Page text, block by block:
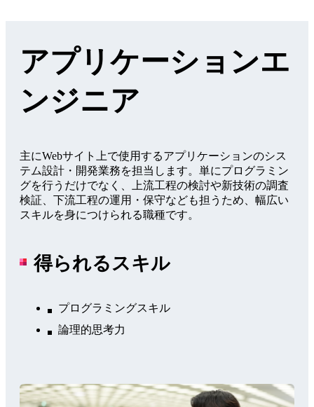
アプリケーションエ
ンジニア
主にWebサイト上で使用するアプリケーションのシス
テム設計・開発業務を担当します。単にプログラミン
グを行うだけでなく、上流工程の検討や新技術の調査
検証、下流工程の運用・保守なども担うため、幅広い
スキルを身につけられる職種です。
得られるスキル
プログラミングスキル
論理的思考力